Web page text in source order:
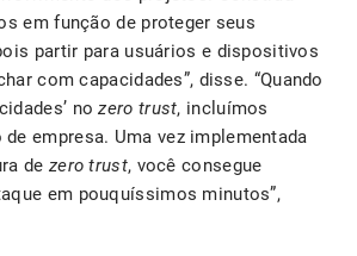
em função de proteger seus
partir para usuários e dispositivos
com capacidades”, disse. “Quando
nozero trust, incluímos
empresa. Uma vez implementada
de zero trust, você consegue
em pouquíssimos minutos”,